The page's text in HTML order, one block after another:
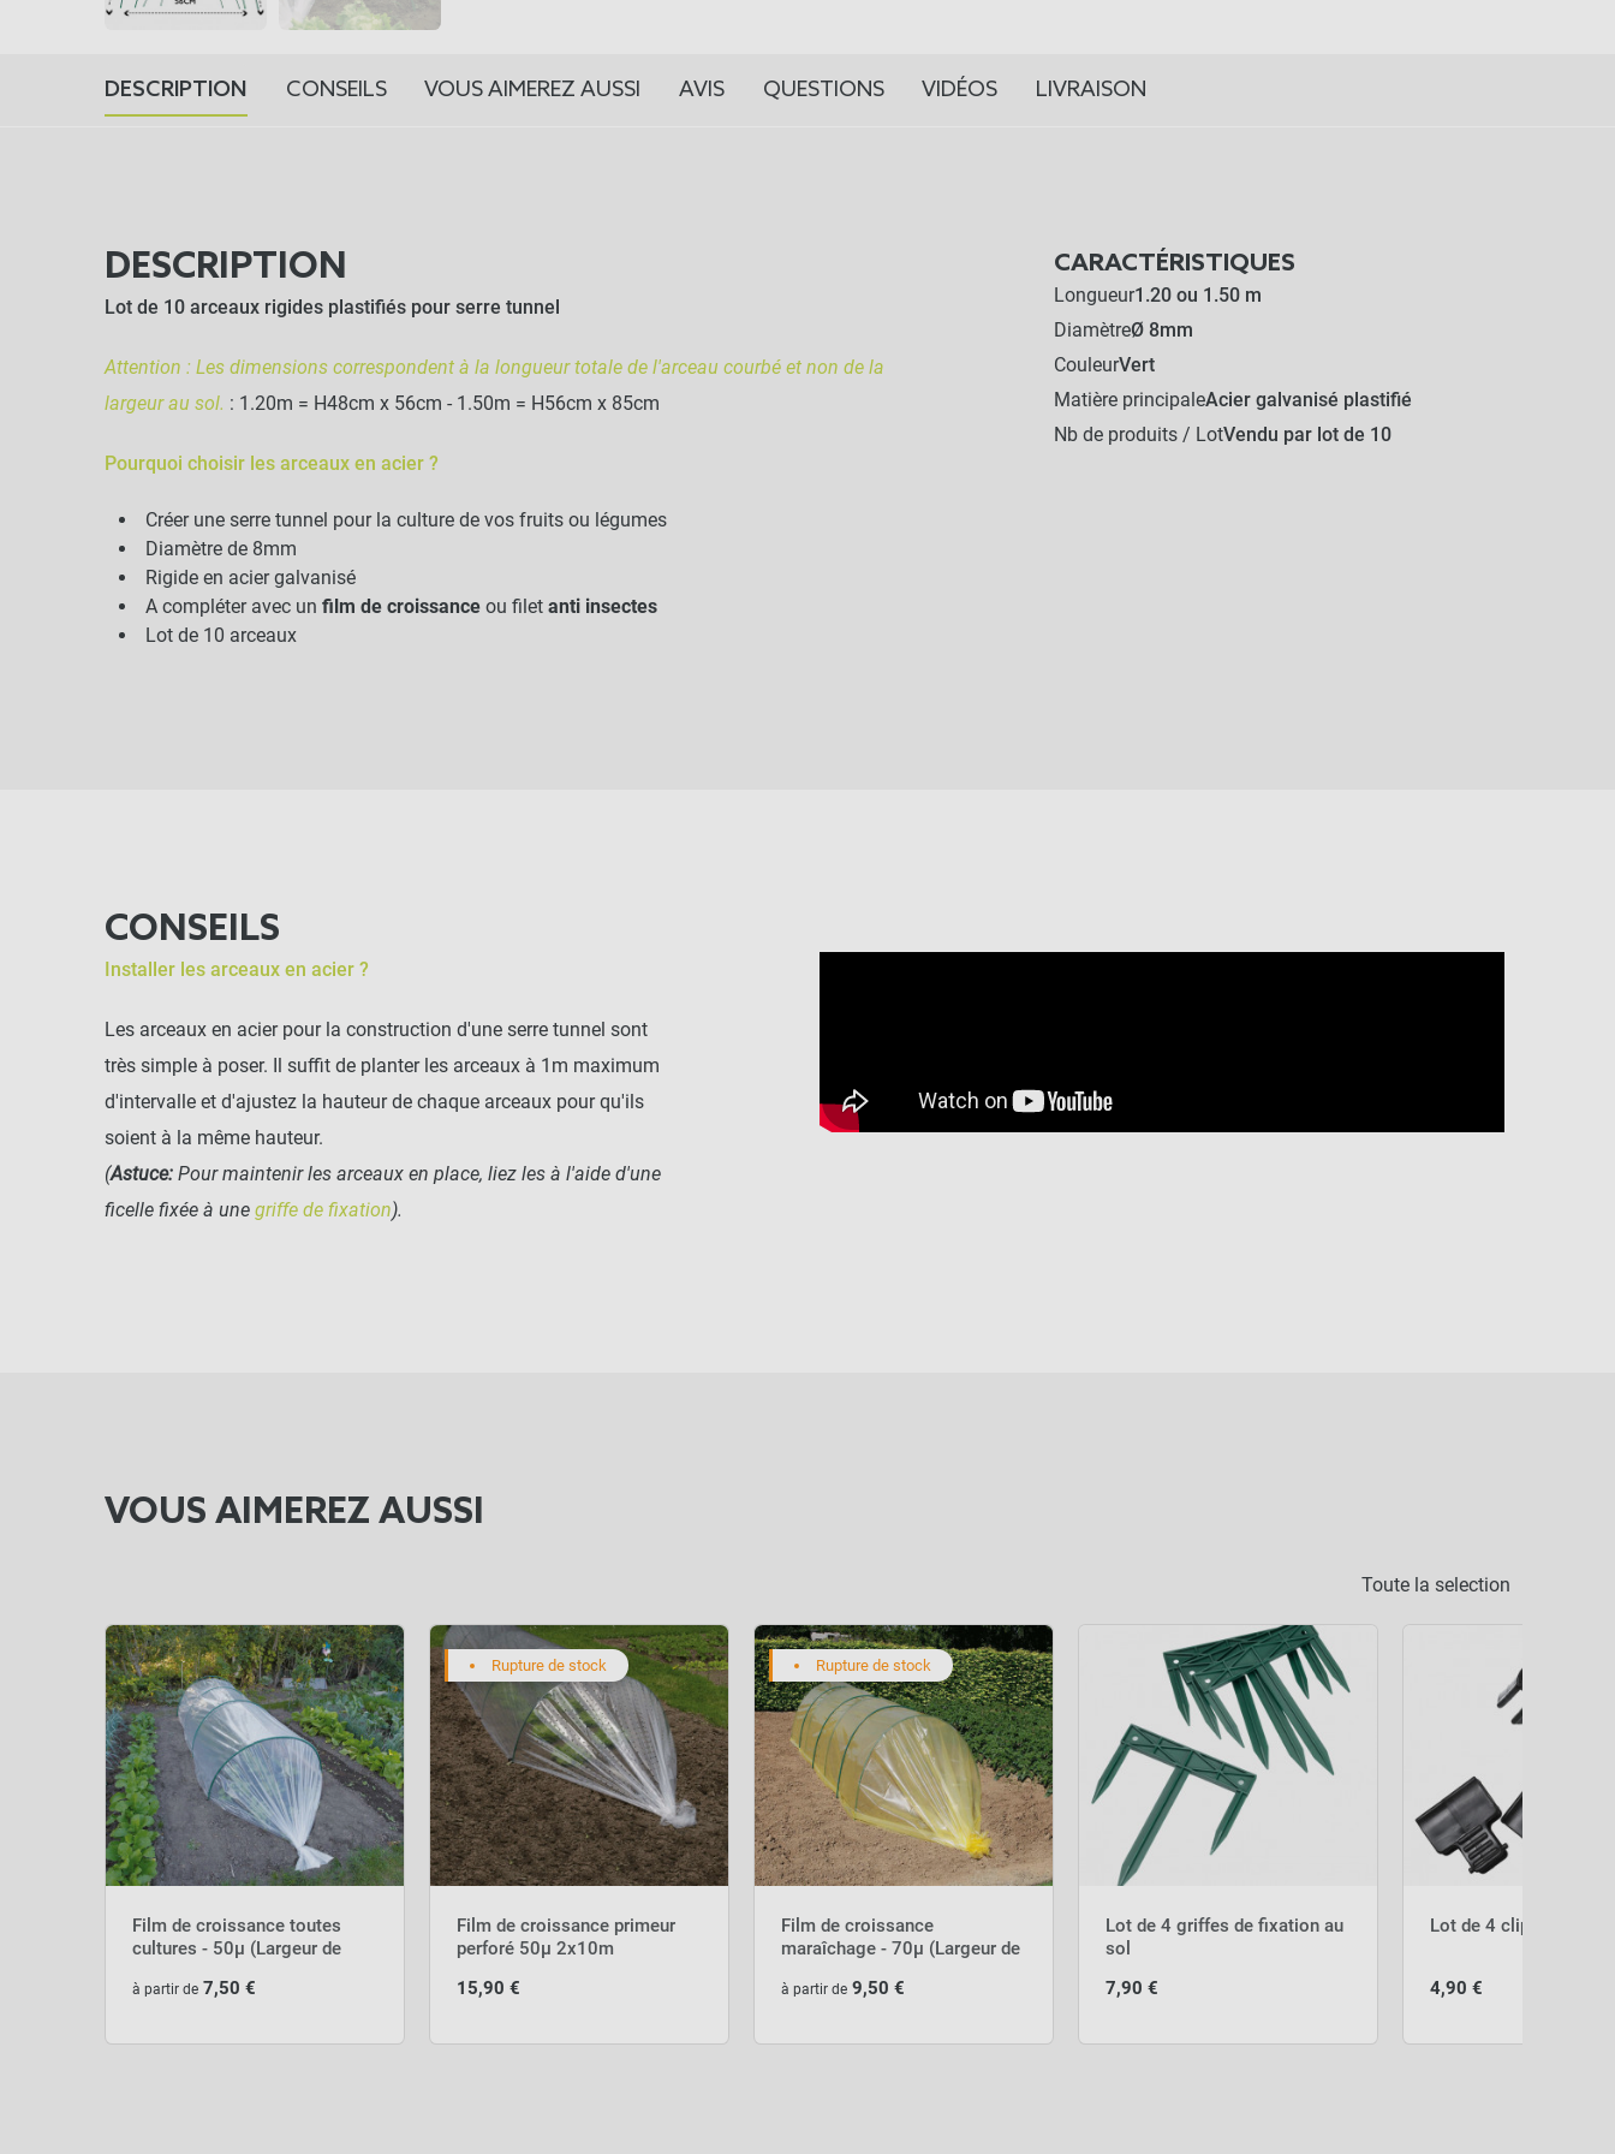
DESCRIPTION CONSEILS VOUS AIMEREZ AUSSI AVIS QUESTIONS VIDÉOS LIVRAISON
DESCRIPTION
Lot de 10 arceaux rigides plastifiés pour serre tunnel
Attention : Les dimensions correspondent à la longueur totale de l'arceau courbé et non de la
largeur au sol. : 1.20m = H48cm x 56cm - 1.50m = H56cm x 85cm
Pourquoi choisir les arceaux en acier ?
Créer une serre tunnel pour la culture de vos fruits ou légumes
Diamètre de 8mm
Rigide en acier galvanisé
A compléter avec un film de croissance ou filet anti insectes
Lot de 10 arceaux
CARACTÉRISTIQUES
Longueur1.20 ou 1.50 m
DiamètreØ 8mm
CouleurVert
Matière principaleAcier galvanisé plastifié
Nb de produits / LotVendu par lot de 10
CONSEILS
Installer les arceaux en acier ?
Les arceaux en acier pour la construction d'une serre tunnel sont
très simple à poser. Il suffit de planter les arceaux à 1m maximum
d'intervalle et d'ajustez la hauteur de chaque arceaux pour qu'ils
soient à la même hauteur.
(Astuce: Pour maintenir les arceaux en place, liez les à l'aide d'une
ficelle fixée à une griffe de fixation).
VOUS AIMEREZ AUSSI
Toute la selection
Film de croissance toutes
cultures - 50µ (Largeur de
à partir de 7,50 €
Rupture de stock
Film de croissance primeur
perforé 50µ 2x10m
15,90 €
Rupture de stock
Film de croissance
maraîchage - 70µ (Largeur de
à partir de 9,50 €
Lot de 4 griffes de fixation au
sol
7,90 €
Lot de 4 clips de
4,90 €